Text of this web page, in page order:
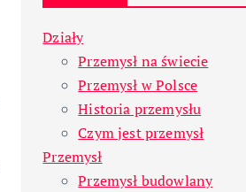
Działy
Przemysł na świecie
Przemysł w Polsce
Historia przemysłu
Czym jest przemysł
Przemysł
Przemysł budowlany